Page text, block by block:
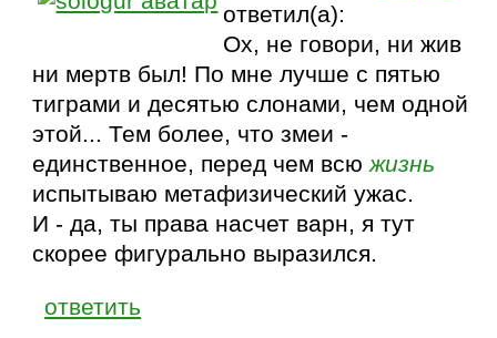
ответил(а):
Ох, не говори, ни жив
ни мертв был! По мне лучше с пятью
тиграми и десятью слонами, чем одной
этой... Тем более, что змеи -
единственное, перед чем всюжизнь
испытываю метафизический ужас.
И - да, ты права насчет варн, я тут
скорее фигурально выразился.
ответить